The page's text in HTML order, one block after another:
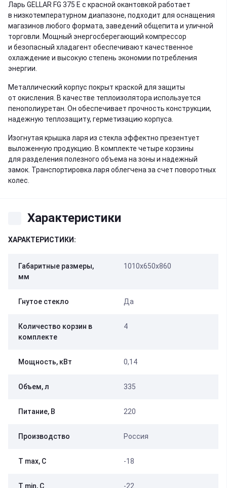
Ларь GELLAR FG 375 E с красной окантовкой работает
в низкотемпературном диапазоне, подходит для оснащения
магазинов любого формата, заведений общепита и уличной
торговли. Мощный энергосберегающий компрессор
и безопасный хладагент обеспечивают качественное
охлаждение и высокую степень экономии потребления
энергии.
Металлический корпус покрыт краской для защиты
от окисления. В качестве теплоизолятора используется
пенополиуретан. Он обеспечивает прочность конструкции,
надежную теплозащиту, герметизацию корпуса.
Изогнутая крышка ларя из стекла эффектно презентует
выложенную продукцию. В комплекте четыре корзины
для разделения полезного объема на зоны и надежный
замок. Транспортировка ларя облегчена за счет поворотных
колес.
Характеристики
ХАРАКТЕРИСТИКИ:
Габаритные размеры,
мм
1010х650х860
Гнутое стекло Да
Количество корзин в
комплекте
4
Мощность, кВт 0,14
Объем, л 335
Питание, В 220
Производство Россия
Т max, С -18
Т min, С -22